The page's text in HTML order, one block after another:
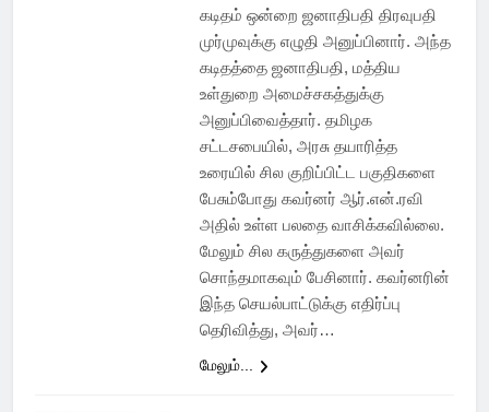
கடிதம் ஒன்றை ஜனாதிபதி திரவுபதி
முர்முவுக்கு எழுதி அனுப்பினார். அந்த
கடிதத்தை ஜனாதிபதி, மத்திய
உள்துறை அமைச்சகத்துக்கு
அனுப்பிவைத்தார். தமிழக
சட்டசபையில், அரசு தயாரித்த
உரையில் சில குறிப்பிட்ட பகுதிகளை
பேசும்போது கவர்னர் ஆர்.என்.ரவி
அதில் உள்ள பலதை வாசிக்கவில்லை.
மேலும் சில கருத்துகளை அவர்
சொந்தமாகவும் பேசினார். கவர்னரின்
இந்த செயல்பாட்டுக்கு எதிர்ப்பு
தெரிவித்து, அவர்…
மேலும்...